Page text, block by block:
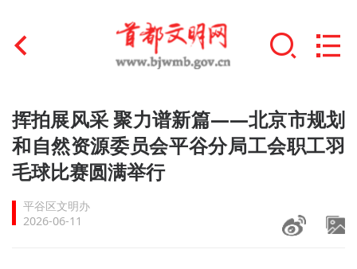
首页
文明创建
+
文明实践
文明培育
+
挥拍展风采 聚力谱新篇——北京市规划
和自然资源委员会平谷分局工会职工羽
毛球比赛圆满举行
平谷区文明办
2026-06-11